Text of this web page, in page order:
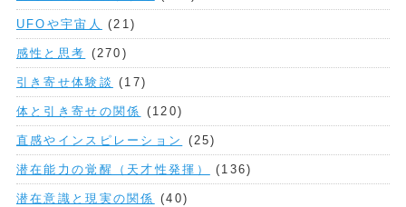
UFOや宇宙人 (21)
感性と思考 (270)
引き寄せ体験談 (17)
体と引き寄せの関係 (120)
直感やインスピレーション (25)
潜在能力の覚醒（天才性発揮） (136)
潜在意識と現実の関係 (40)